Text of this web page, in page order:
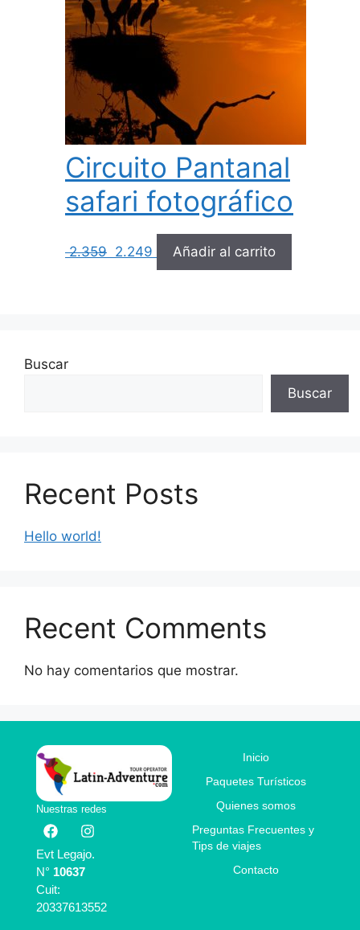
Circuito Pantanal
safari fotográfico
2.359 2.249 Añadir al carrito
Buscar
Buscar
Recent Posts
Hello world!
Recent Comments
No hay comentarios que mostrar.
Nuestras redes
Evt Legajo.
N° 10637
Cuit:
20337613552
Inicio
Paquetes Turísticos
Quienes somos
Preguntas Frecuentes y
Tips de viajes
Contacto